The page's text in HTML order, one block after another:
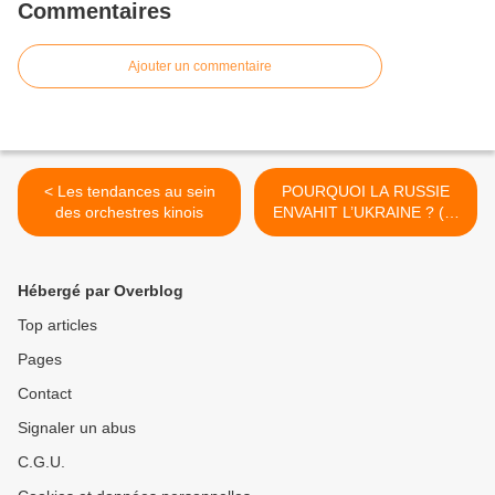
Commentaires
Ajouter un commentaire
< Les tendances au sein
des orchestres kinois
POURQUOI LA RUSSIE
ENVAHIT L’UKRAINE ? (2)
>
Hébergé par Overblog
Top articles
Pages
Contact
Signaler un abus
C.G.U.